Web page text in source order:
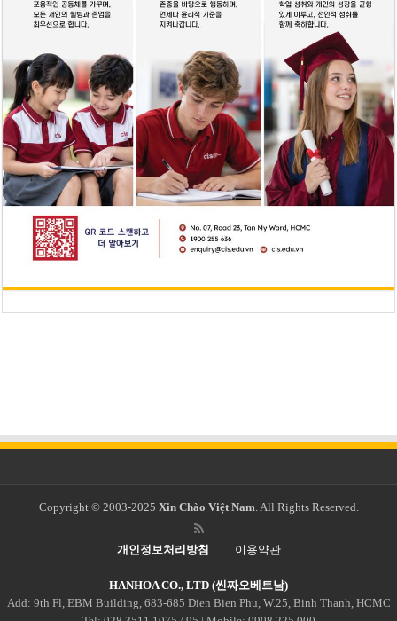
Copyright © 2003-2025 Xin Chào Việt Nam. All Rights Reserved.
개인정보처리방침 | 이용약관
HANHOA CO., LTD (씬짜오베트남)
Add: 9th Fl, EBM Building, 683-685 Dien Bien Phu, W.25, Binh Thanh, HCMC